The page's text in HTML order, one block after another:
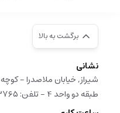
برگشت به بالا
نشانی
طبقه دو واحد 4 - تلفن: ۰۷۱۳۶۴۷۳۷۶۵